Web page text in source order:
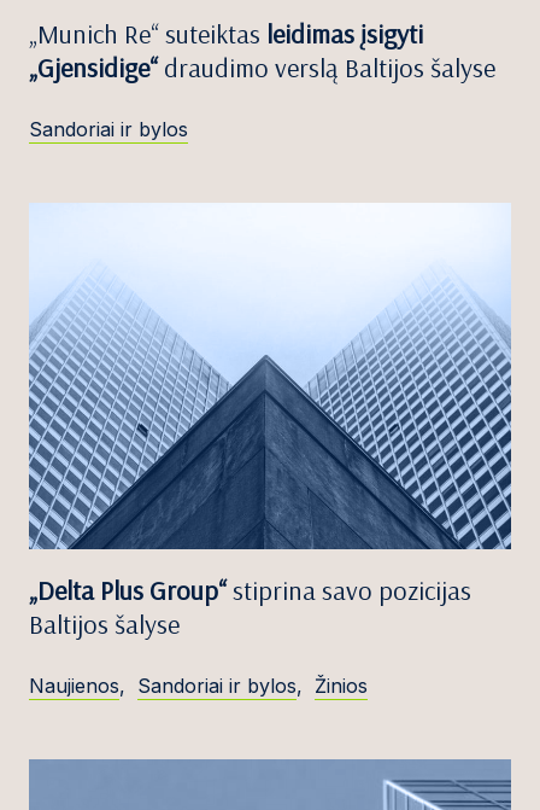
„Munich Re“ suteiktas leidimas įsigyti
„Gjensidige“draudimo verslą Baltijos šalyse
Sandoriai ir bylos
„Delta Plus Group“stiprina savo pozicijas
Baltijos šalyse
Naujienos, Sandoriai ir bylos, Žinios